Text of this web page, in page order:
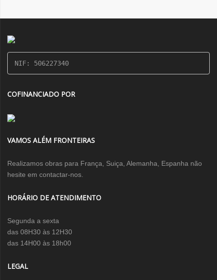
NIF: 506227340
COFINANCIADO POR
VAMOS ALÉM FRONTEIRAS
Realizamos obras para França, Suiça, Alemanha, Espanha não
hesite em contactar-nos.
HORÁRIO DE ATENDIMENTO
Segunda a sexta
das 08H30 às 12H30
das 14H00 às 18h00
LEGAL